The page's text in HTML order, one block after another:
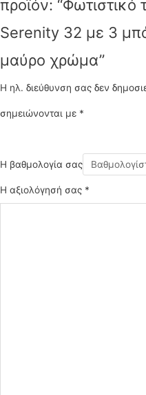
προϊόν: “Φωτιστικό
Serenity 32 με 3
μαύρο χρώμα”
Η ηλ. διεύθυνση σας δεν
σημειώνονται με *
Η βαθμολογία σας
Η αξιολόγησή σας *